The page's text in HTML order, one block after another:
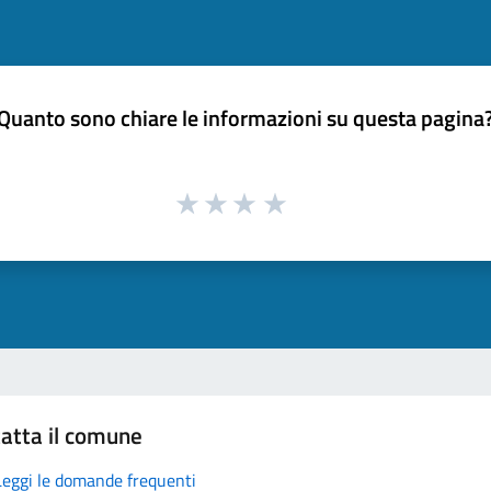
sono chiare le informazioni su questa
il comune
le domande frequenti